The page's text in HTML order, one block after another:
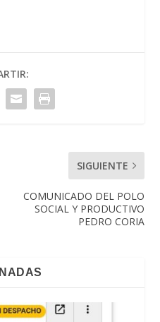
SIGUIENTE
COMUNICADO DEL POLO
SOCIAL Y PRODUCTIVO
PEDRO CORIA